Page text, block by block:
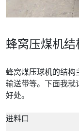
蜂窝压煤机结
蜂窝煤压球机的结构
输送带等。下面我就
好处。
进料口